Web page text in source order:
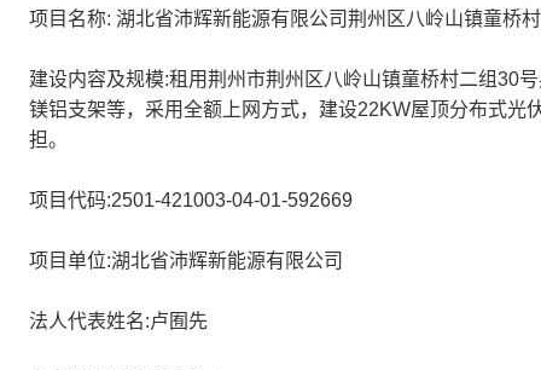
项目名称: 湖北省沛辉新能源有限公司荆州区八岭山镇童桥
建设内容及规模:租用荆州市荆州区八岭山镇童桥村二组30
镁铝支架等，采用全额上网方式，建设22KW屋顶分布式
担。
项目代码:2501-421003-04-01-592669
项目单位:湖北省沛辉新能源有限公司
法人代表姓名:卢囿先